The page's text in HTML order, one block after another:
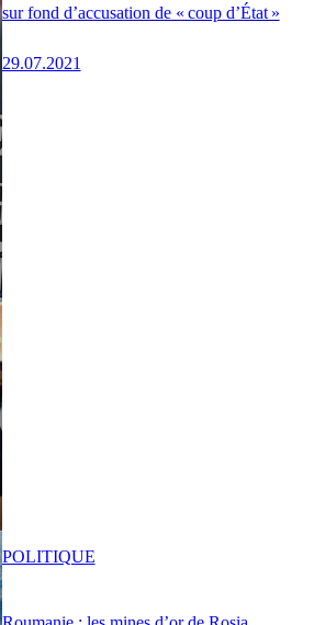
sur fond d’accusation de « coup d’État »
29.07.2021
POLITIQUE